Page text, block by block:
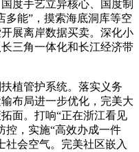
度手艺立异核心、国度制
多能”，摸索海底洞库等空
展离岸数据买卖。深化小
三角一体化和长江经济带
植管护系统。落实义务
布局进一步优化，完美大
面。打响“正在浙江看见
控，实施“高效办成一件
社会空气。完美社区嵌入